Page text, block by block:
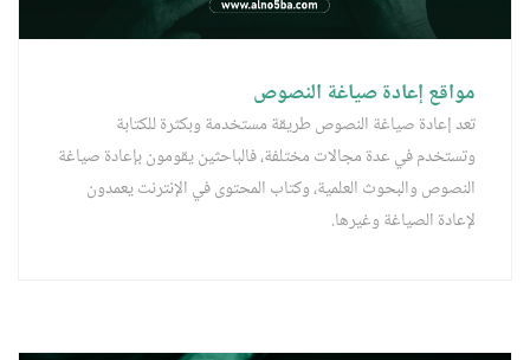
مواقع إعادة صياغة النصوص
تعد إعادة صياغة النصوص طريقة مستخدمة وبكثرة للكتابة
وتستخدم في عدة مجالات مختلفة، فالباحثين يقومون بإعادة صياغة
النصوص والبحوث العلمية، وكتاب المحتوى في الإنترنت يعمدون
لإعادة الصياغة وغيرها.